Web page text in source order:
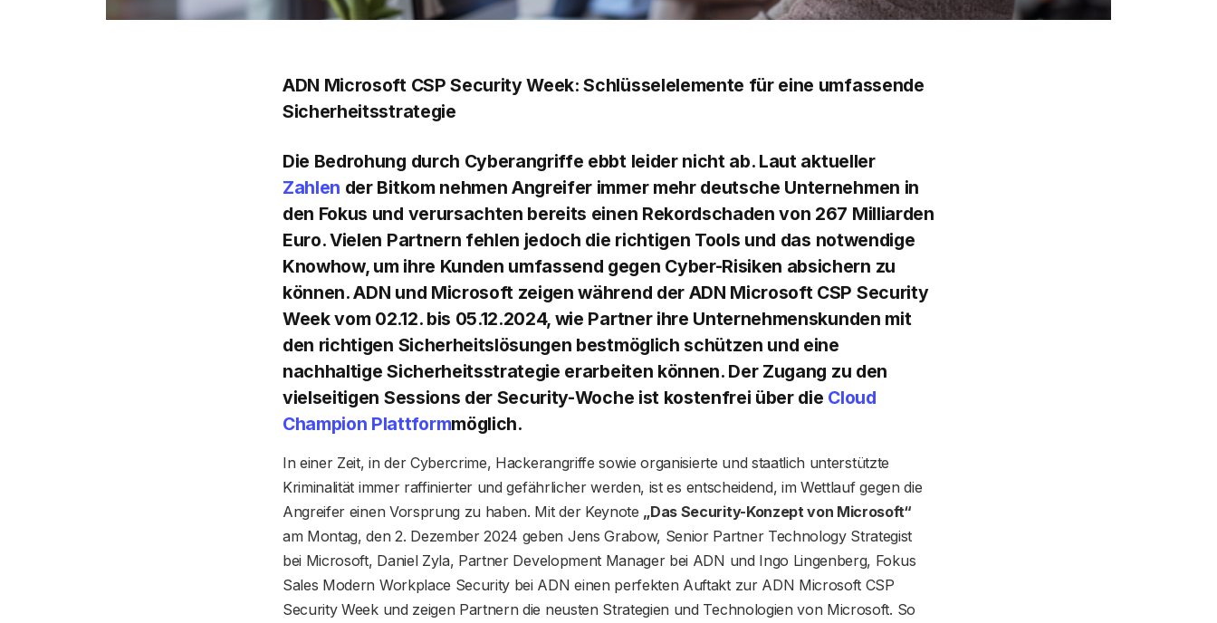
ADN Microsoft CSP Security Week:Schlüsselelemente für eine umfassende
Sicherheitsstrategie
Die Bedrohung durch Cyberangriffe ebbt leider nicht ab. Laut aktueller
Zahlen der Bitkom nehmen Angreifer immer mehr deutsche Unternehmen in
den Fokus und verursachten bereits einen Rekordschaden von 267 Milliarden
Euro. Vielen Partnern fehlen jedoch die richtigen Tools und das notwendige
Knowhow, um ihre Kunden umfassend gegen Cyber-Risiken absichern zu
können. ADN und Microsoft zeigen während der ADN Microsoft CSP Security
Week vom 02.12. bis 05.12.2024, wie Partner ihre Unternehmenskunden mit
den richtigen Sicherheitslösungen bestmöglich schützen und eine
nachhaltige Sicherheitsstrategie erarbeiten können. Der Zugang zu den
vielseitigen Sessions der Security-Woche ist kostenfrei über die Cloud
Champion Plattformmöglich.
In einer Zeit, in der Cybercrime, Hackerangriffe sowie organisierte und staatlich unterstützte
Kriminalität immer raffinierter und gefährlicher werden, ist es entscheidend, im Wettlauf gegen die
Angreifer einen Vorsprung zu haben. Mit der Keynote „Das Security-Konzept von Microsoft“
am Montag, den 2. Dezember 2024 geben Jens Grabow, Senior Partner Technology Strategist
bei Microsoft, Daniel Zyla, Partner Development Manager bei ADN und Ingo Lingenberg, Fokus
Sales Modern Workplace Security bei ADN einen perfekten Auftakt zur ADN Microsoft CSP
Security Week und zeigen Partnern die neusten Strategien und Technologien von Microsoft. So